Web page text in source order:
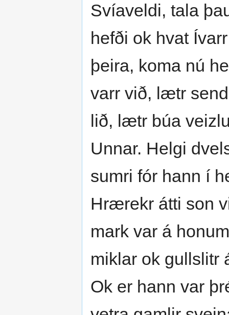
Svíaveldi, tala
hefði ok hvat
þeira, koma nú
varr við, lætr
lið, lætr búa
Unnar. Helgi
sumri fór hann í
Hrærekr átti son
mark var á
miklar ok gullslitr
Ok er hann var